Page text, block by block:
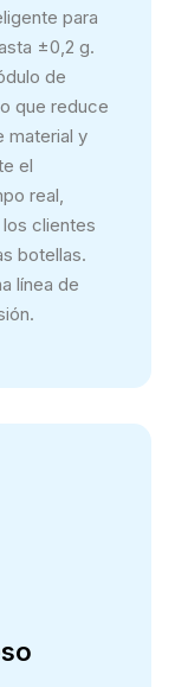
para
±0,2 g.
de
que reduce
material y
el
real,
clientes
botellas.
línea de